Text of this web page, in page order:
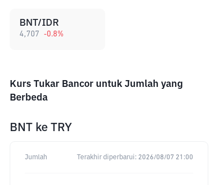
BNT/IDR
4,707 -0.8%
Kurs Tukar Bancor untuk Jumlah yang
Berbeda
BNT ke TRY
Jumlah Terakhir diperbarui: 2026/08/07 21:00